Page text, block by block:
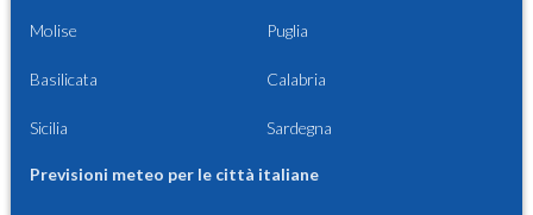
Molise Puglia
Basilicata Calabria
Sicilia Sardegna
Previsioni meteo per le città italiane